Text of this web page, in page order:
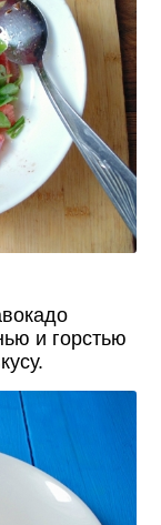
и горстью